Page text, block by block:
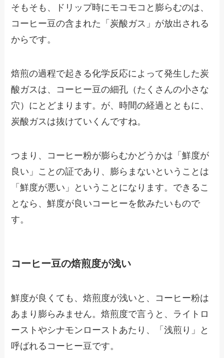
そもそも、ドリップ時にモコモコと膨らむのは、
コーヒー豆の含まれた「炭酸ガス」が放出される
からです。
焙煎の過程で起きる化学反応によって発生した炭
酸ガスは、コーヒー豆の細孔（たくさんの小さな
穴）にとどまります。が、時間の経過とともに、
炭酸ガスは抜けていくんですね。
つまり、コーヒー粉が膨らむかどうかは「鮮度が
良い」ことの証であり、膨らまないということは
「鮮度が悪い」ということになります。できるこ
となら、鮮度が良いコーヒーを飲みたいもので
す。
コーヒー豆の焙煎度が浅い
鮮度が良くても、焙煎度が浅いと、コーヒー粉は
あまり膨らみません。焙煎度で言うと、ライトロ
ーストやシナモンローストあたり、「浅煎り」と
呼ばれるコーヒー豆です。